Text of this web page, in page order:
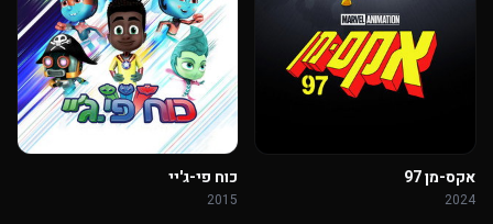
אקס-מן 97
2024
כוח פי-ג'יי
2015